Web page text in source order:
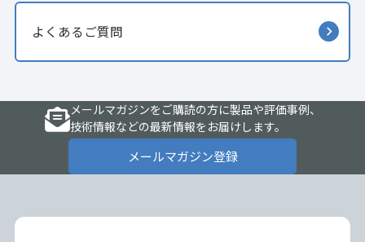
よくあるご質問
メールマガジンをご購読の方に製品や評価事例、
技術情報などの最新情報をお届けします。
メールマガジン登録